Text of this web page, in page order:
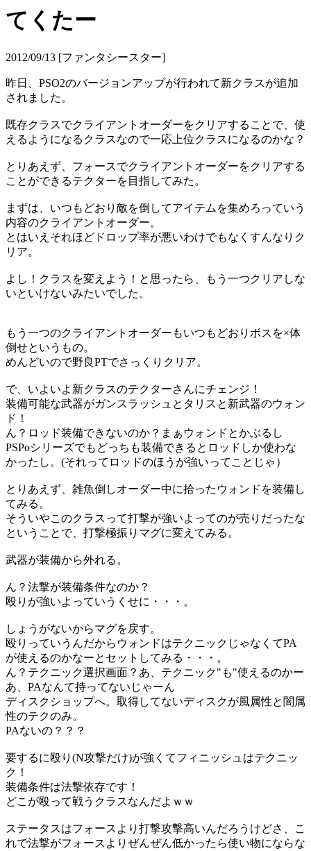
てくたー
2012/09/13 [ファンタシースター]
昨日、PSO2のバージョンアップが行われて新クラスが追加
されました。
既存クラスでクライアントオーダーをクリアすることで、使
えるようになるクラスなので一応上位クラスになるのかな？
とりあえず、フォースでクライアントオーダーをクリアする
ことができるテクターを目指してみた。
まずは、いつもどおり敵を倒してアイテムを集めろっていう
内容のクライアントオーダー。
とはいえそれほどドロップ率が悪いわけでもなくすんなりク
リア。
よし！クラスを変えよう！と思ったら、もう一つクリアしな
いといけないみたいでした。
もう一つのクライアントオーダーもいつもどおりボスを×体
倒せというもの。
めんどいので野良PTでさっくりクリア。
で、いよいよ新クラスのテクターさんにチェンジ！
装備可能な武器がガンスラッシュとタリスと新武器のウォン
ド！
ん？ロッド装備できないのか？まぁウォンドとかぶるし
PSPoシリーズでもどっちも装備できるとロッドしか使わな
かったし。(それってロッドのほうが強いってことじゃ）
とりあえず、雑魚倒しオーダー中に拾ったウォンドを装備し
てみる。
そういやこのクラスって打撃が強いよってのが売りだったな
ということで、打撃極振りマグに変えてみる。
武器が装備から外れる。
ん？法撃が装備条件なのか？
殴りが強いよっていうくせに・・・。
しょうがないからマグを戻す。
殴りっていうんだからウォンドはテクニックじゃなくてPA
が使えるのかなーとセットしてみる・・・。
ん？テクニック選択画面？あ、テクニック"も"使えるのかー
あ、PAなんて持ってないじゃーん
ディスクショップへ。取得してないディスクが風属性と闇属
性のテクのみ。
PAないの？？？
要するに殴り(N攻撃だけ)が強くてフィニッシュはテクニッ
ク！
装備条件は法撃依存です！
どこが殴って戦うクラスなんだよｗｗ
ステータスはフォースより打撃攻撃高いんだろうけどさ、こ
れで法撃がフォースよりぜんぜん低かったら使い物にならな